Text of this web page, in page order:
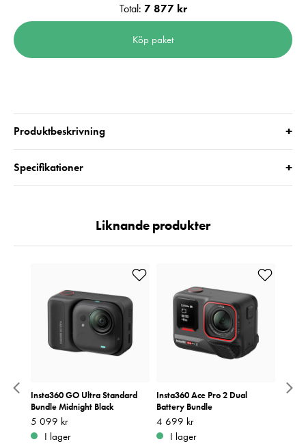
Total: 7 877 kr
Köp paket
Produktbeskrivning +
Specifikationer +
Liknande produkter
Insta360 GO Ultra Standard
Bundle Midnight Black
Pris:5 099 kr
5 099 kr
I lager
Insta360 Ace Pro 2 Dual
Battery Bundle
Pris:4 699 kr
4 699 kr
I lager